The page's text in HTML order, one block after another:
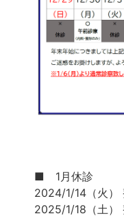
■ 1月休診
2024/1/14（火
2025/1/18（土